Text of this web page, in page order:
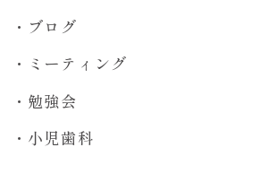
ブログ
ミーティング
勉強会
小児歯科